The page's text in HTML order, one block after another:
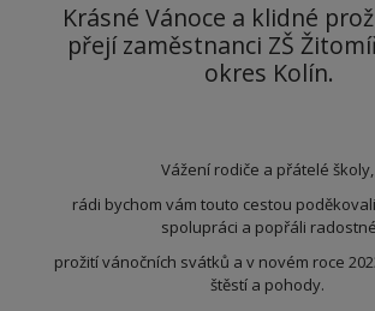
Krásné Vánoce a klidné
přejí zaměstnanci ZŠ
okres Kolín.
Vážení rodiče a přátelé školy,
rádi bychom vám touto cestou
spolupráci a popřáli radostné
prožití vánočních svátků a v novém roce
štěstí a pohody.